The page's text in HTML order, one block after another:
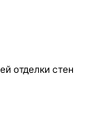
отделки стен